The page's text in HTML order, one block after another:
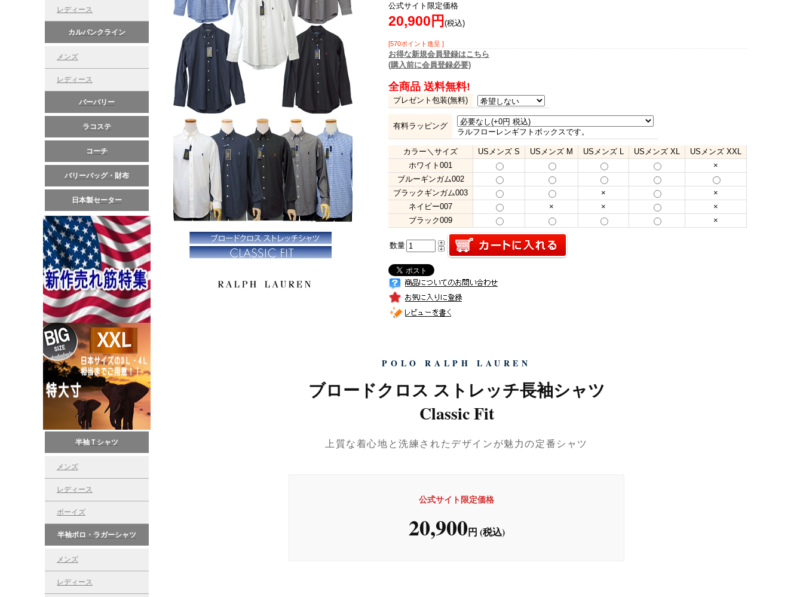
レディース
カルバンクライン
メンズ
レディース
バーバリー
ラコステ
コーチ
バリーバッグ・財布
日本製セーター
半袖Ｔシャツ
メンズ
レディース
ボーイズ
半袖ポロ・ラガーシャツ
メンズ
レディース
公式サイト限定価格
20,900円 (税込)
[570ポイント進呈 ]
お得な新規会員登録はこちら
(購入前に会員登録必要)
全商品 送料無料!
プレゼント包装(無料)
有料ラッピング
ラルフローレンギフトボックスです。
カラー＼サイズ USメンズ S USメンズ M USメンズ L USメンズ XL
USメンズ XXL
ホワイト001
×
ブルーギンガム002
ブラックギンガム003
×
×
ネイビー007
× ×
×
ブラック009
×
数量
POLO RALPH LAUREN
ブロードクロス ストレッチ長袖シャツ
Classic Fit
上質な着心地と洗練されたデザインが魅力の定番シャツ
公式サイト限定価格
20,900円 (税込)